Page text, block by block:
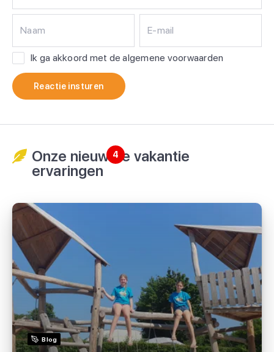
Naam E-mail
Ik ga akkoord met de algemene voorwaarden
Reactie insturen
Onze nieuwste vakantie
ervaringen
4
Blog